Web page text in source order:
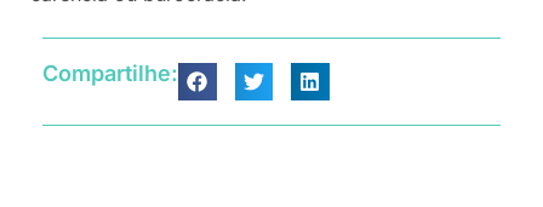
Compartilhe: